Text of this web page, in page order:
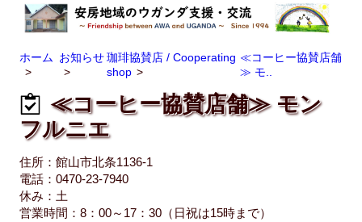
ホーム お知らせ 珈琲協賛店 / Cooperating
shop
≪コーヒー協賛店舗
≫ モ..
≪コーヒー協賛店舗≫ モン
フルニエ
住所：館山市北条1136-1
電話：0470-23-7940
休み：土
営業時間：8：00～17：30（日祝は15時まで）